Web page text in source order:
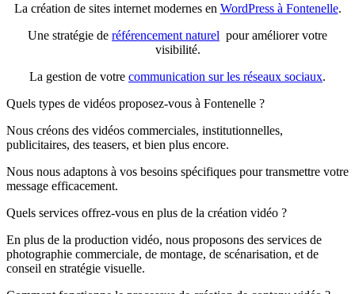
La création de sites internet modernes en WordPress à Fontenelle.
Une stratégie de référencement naturel pour améliorer votre
visibilité.
La gestion de votre communication sur les réseaux sociaux.
Quels types de vidéos proposez-vous à Fontenelle ?
Nous créons des vidéos commerciales, institutionnelles,
publicitaires, des teasers, et bien plus encore.
Nous nous adaptons à vos besoins spécifiques pour transmettre votre
message efficacement.
Quels services offrez-vous en plus de la création vidéo ?
En plus de la production vidéo, nous proposons des services de
photographie commerciale, de montage, de scénarisation, et de
conseil en stratégie visuelle.